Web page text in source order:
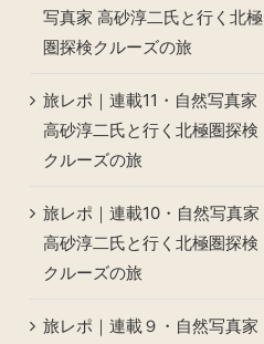
写真家 高砂淳二氏と行く北極
圏探検クルーズの旅
旅レポ｜連載11・自然写真家
高砂淳二氏と行く北極圏探検
クルーズの旅
旅レポ｜連載10・自然写真家
高砂淳二氏と行く北極圏探検
クルーズの旅
旅レポ｜連載９・自然写真家